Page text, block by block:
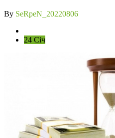
By SeRpeN_20220806
24 Січ